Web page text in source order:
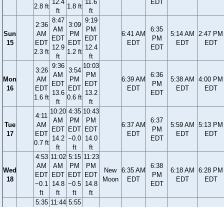
2.8 ft
12.4
ft
1.8 ft
11.6
ft
EDT
Sun
15
2:36
AM
EDT
2.3 ft
8:47
AM
EDT
12.9
ft
3:09
PM
EDT
1.2 ft
9:19
PM
EDT
12.4
ft
6:41 AM
EDT
6:35
PM
EDT
5:14 AM
EDT
2:47 PM
EDT
Mon
16
3:26
AM
EDT
1.6 ft
9:36
AM
EDT
13.6
ft
3:54
PM
EDT
0.6 ft
10:03
PM
EDT
13.2
ft
6:39 AM
EDT
6:36
PM
EDT
5:38 AM
EDT
4:00 PM
EDT
Tue
17
4:11
AM
EDT
0.7 ft
10:20
AM
EDT
14.2
ft
4:35
PM
EDT
−0.0
ft
10:43
PM
EDT
14.0
ft
6:37 AM
EDT
6:37
PM
EDT
5:59 AM
EDT
5:13 PM
EDT
Wed
18
4:53
AM
EDT
−0.1
ft
11:02
AM
EDT
14.8
ft
5:15
PM
EDT
−0.5
ft
11:23
PM
EDT
14.8
ft
New
Moon
6:35 AM
EDT
6:38
PM
EDT
6:18 AM
EDT
6:28 PM
EDT
5:35 11:44 5:55